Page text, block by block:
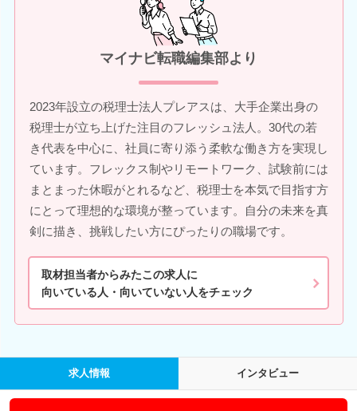
マイナビ転職編集部より
2023年設立の税理士法人プレアスは、大手企業出身の
税理士が立ち上げた注目のフレッシュ法人。30代の若
き代表を中心に、社員に寄り添う柔軟な働き方を実現し
ています。フレックス制やリモートワーク、試験前には
まとまった休暇がとれるなど、税理士を本気で目指す方
にとって理想的な環境が整っています。自分の未来を真
剣に描き、挑戦したい方にぴったりの職場です。
取材担当者からみたこの求人に
向いている人・向いていない人をチェック
求人情報 インタビュー